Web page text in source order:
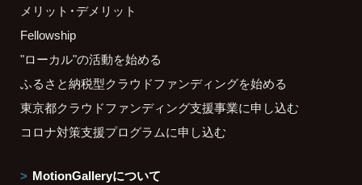
メリット・デメリット
Fellowship
"ローカル"の活動を始める
ふるさと納税型クラウドファンディングを始める
東京都クラウドファンディング支援事業に申し込む
コロナ対策支援プログラムに申し込む
MotionGalleryについて